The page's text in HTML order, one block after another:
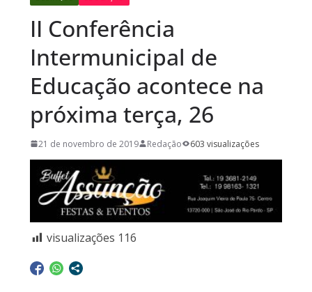
II Conferência
Intermunicipal de
Educação acontece na
próxima terça, 26
21 de novembro de 2019 Redação 603 visualizações
visualizações 116